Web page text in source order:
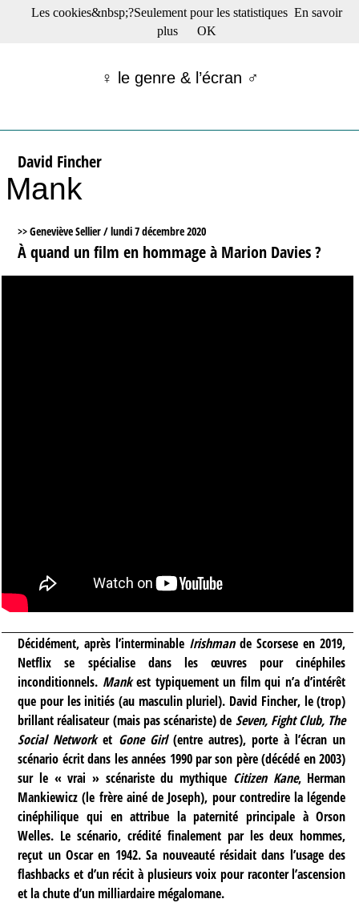
☰ Menu
Films récents
Tribunes
Bloc-notes
Archives
S’abonner à la Lettre !
♀ le genre & l’écran ♂
David Fincher
Mank
>> Geneviève Sellier /lundi 7 décembre 2020
À quand un film en hommage à Marion Davies ?
Décidément, après l’interminable Irishmande Scorsese en 2019,
Netflix se spécialise dans les œuvres pour cinéphiles
inconditionnels. Mankest typiquement un film qui n’a d’intérêt
que pour les initiés (au masculin pluriel). David Fincher, le (trop)
brillant réalisateur (mais pas scénariste) de Seven, Fight Club, The
Social Networket Gone Girl(entre autres), porte à l’écran un
scénario écrit dans les années 1990 par son père (décédé en 2003)
sur le « vrai » scénariste du mythique Citizen Kane, Herman
Mankiewicz (le frère ainé de Joseph), pour contredire la légende
cinéphilique qui en attribue la paternité principale à Orson
Welles. Le scénario, crédité finalement par les deux hommes,
reçut un Oscar en 1942. Sa nouveauté résidait dans l’usage des
flashbacks et d’un récit à plusieurs voix pour raconter l’ascension
et la chute d’un milliardaire mégalomane.
Les cookies&nbsp;?Seulement pour les statistiques En savoir
plus
OK